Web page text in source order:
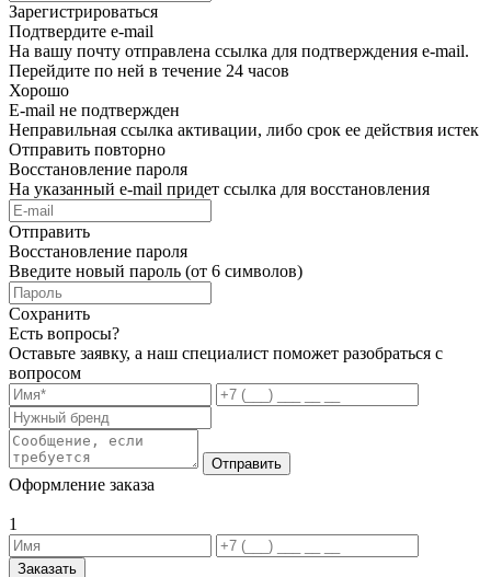
Зарегистрироваться
Подтвердите e-mail
На вашу почту отправлена ссылка для подтверждения e-mail.
Перейдите по ней в течение 24 часов
Хорошо
E-mail не подтвержден
Неправильная ссылка активации, либо срок ее действия истек
Отправить повторно
Восстановление пароля
На указанный e-mail придет ссылка для восстановления
Отправить
Восстановление пароля
Введите новый пароль (от 6 символов)
Сохранить
Есть вопросы?
Оставьте заявку, а наш специалист поможет разобраться с
вопросом
Отправить
Оформление заказа
1
Заказать